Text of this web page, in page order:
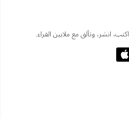
اكتب، انشر، وتألق مع ملايين القراء.